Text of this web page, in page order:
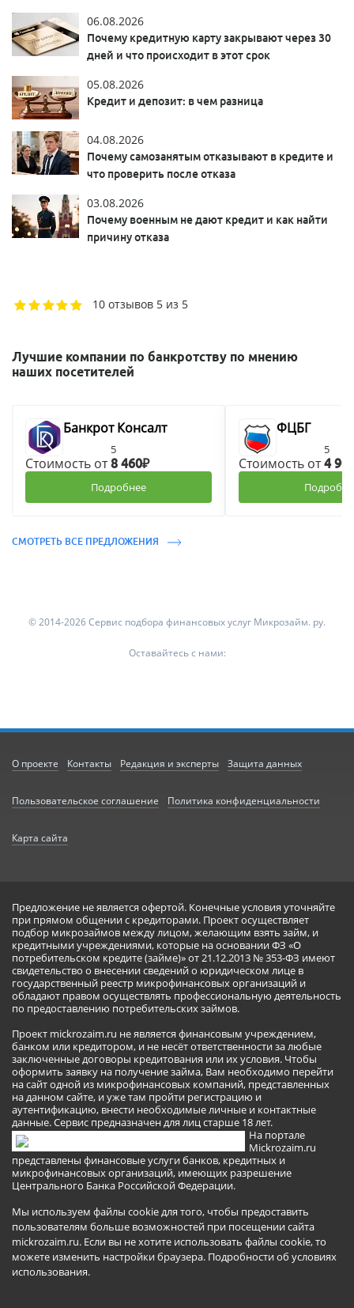
06.08.2026
Почему кредитную карту закрывают через 30
дней и что происходит в этот срок
05.08.2026
Кредит и депозит: в чем разница
04.08.2026
Почему самозанятым отказывают в кредите и
что проверить после отказа
03.08.2026
Почему военным не дают кредит и как найти
причину отказа
10 отзывов 5 из 5
Лучшие компании по банкротству по мнению
наших посетителей
Банкрот Консалт
5
Стоимость от8 460₽
Подробнее
ФЦБГ
5
Стоимость от4
СМОТРЕТЬ ВСЕ ПРЕДЛОЖЕНИЯ
© 2014-2026 Сервис подбора финансовых услуг Микрозайм. ру.
Оставайтесь с нами:
О проекте Контакты Редакция и эксперты Защита данных
Пользовательское соглашение Политика конфиденциальности
Карта сайта
Предложение не является офертой. Конечные условия уточняйте
при прямом общении с кредиторами. Проект осуществляет
подбор микрозаймов между лицом, желающим взять займ, и
кредитными учреждениями, которые на основании ФЗ «О
потребительском кредите (займе)» от 21.12.2013 № 353-ФЗ имеют
свидетельство о внесении сведений о юридическом лице в
государственный реестр микрофинансовых организаций и
обладают правом осуществлять профессиональную деятельность
по предоставлению потребительских займов.
Проект mickrozaim.ru не является финансовым учреждением,
банком или кредитором, и не несёт ответственности за любые
заключенные договоры кредитования или их условия. Чтобы
оформить заявку на получение займа, Вам необходимо перейти
на сайт одной из микрофинансовых компаний, представленных
на данном сайте, и уже там пройти регистрацию и
аутентификацию, внести необходимые личные и контактные
данные. Сервис предназначен для лиц старше 18 лет.
На портале
Mickrozaim.ru
представлены финансовые услуги банков, кредитных и
микрофинансовых организаций, имеющих разрешение
Центрального Банка Российской Федерации.
Мы используем файлы cookie для того, чтобы предоставить
пользователям больше возможностей при посещении сайта
mickrozaim.ru. Если вы не хотите использовать файлы cookie, то
можете изменить настройки браузера. Подробности об условиях
использования.